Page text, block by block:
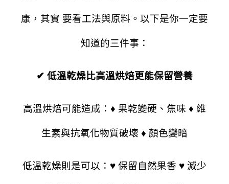
康，其實 要看工法與原料。以下是你一定要
知道的三件事：
✔ 低溫乾燥比高溫烘焙更能保留營養
高溫烘焙可能造成：♦ 果乾變硬、焦味 ♦ 維
生素與抗氧化物質破壞 ♦ 顏色變暗
低溫乾燥則是可以：♥ 保留自然果香 ♥ 減少